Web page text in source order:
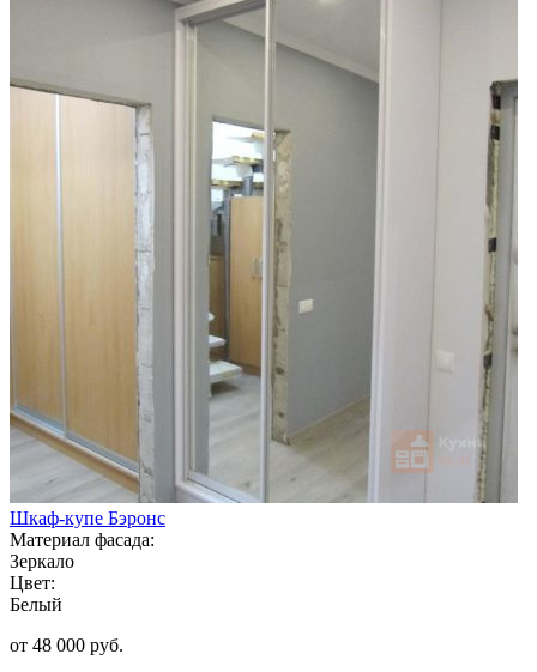
Шкаф-купе Бэронс
Материал фасада:
Зеркало
Цвет:
Белый
от 48 000 руб.